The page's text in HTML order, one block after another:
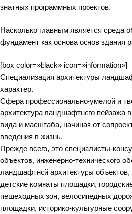
знатных программных проектов.
Насколько главным является среда
фундамент как основа основ здания
[box color=»black» icon=»information»]
Специализация архитектуры
характер.
Сфера профессионально-умелой и
архитектура ландшафтного пейзажа
вида и масштаба, начиная от
введения в жизнь.
Прежде всего, это специалисты-
объектов, инженерно-технического
ландшафтной архитектуры объектов,
детские комнаты площадки,
пешеходных зон, велосипедных
площадки, историко-культурные